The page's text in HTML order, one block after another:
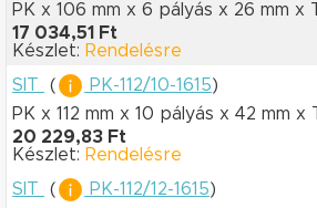
PK x 106 mm x 6 pályás x 26 mm x
17 034,51 Ft
Készlet: Rendelésre
SIT
( PK-112/10-1615)
PK x 112 mm x 10 pályás x 42 mm x
20 229,83 Ft
Készlet: Rendelésre
SIT
( PK-112/12-1615)